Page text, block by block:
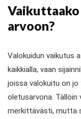
arvoon?
Valokuidun vaikutus
kaikkialla, vaan
joissa valokuitu on jo
oletusarvona.
merkittävästi, mutta